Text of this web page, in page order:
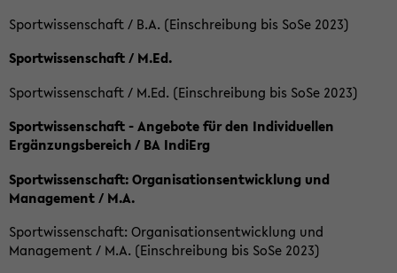
Sportwissenschaft / B.A. (Einschreibung bis SoSe 2023)
Sportwissenschaft / M.Ed.
Sportwissenschaft / M.Ed. (Einschreibung bis SoSe 2023)
Sportwissenschaft - Angebote für den Individuellen
Ergänzungsbereich / BA IndiErg
Sportwissenschaft: Organisationsentwicklung und
Management / M.A.
Sportwissenschaft: Organisationsentwicklung und
Management / M.A. (Einschreibung bis SoSe 2023)